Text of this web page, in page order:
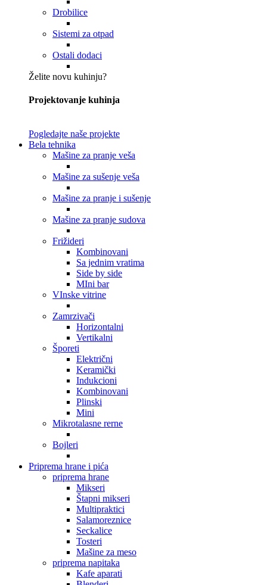
Drobilice
Sistemi za otpad
Ostali dodaci
Želite novu kuhinju?
Projektovanje kuhinja
Pogledajte naše projekte
Bela tehnika
Mašine za pranje veša
Mašine za sušenje veša
Mašine za pranje i sušenje
Mašine za pranje sudova
Frižideri
Kombinovani
Sa jednim vratima
Side by side
MIni bar
VInske vitrine
Zamrzivači
Horizontalni
Vertikalni
Šporeti
Električni
Keramički
Indukcioni
Kombinovani
Plinski
Mini
Mikrotalasne rerne
Bojleri
Priprema hrane i pića
priprema hrane
Mikseri
Štapni mikseri
Multipraktici
Salamoreznice
Seckalice
Tosteri
Mašine za meso
priprema napitaka
Kafe aparati